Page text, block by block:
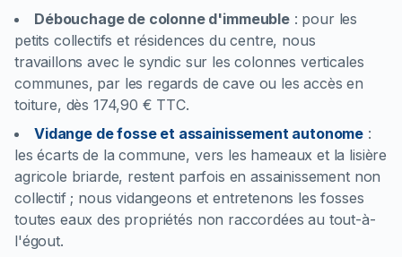
Débouchage de colonne d'immeuble: pour les
petits collectifs et résidences du centre, nous
travaillons avec le syndic sur les colonnes verticales
communes, par les regards de cave ou les accès en
toiture, dès 174,90 € TTC.
Vidange de fosse et assainissement autonome :
les écarts de la commune, vers les hameaux et la lisière
agricole briarde, restent parfois en assainissement non
collectif ; nous vidangeons et entretenons les fosses
toutes eaux des propriétés non raccordées au tout-à-
l'égout.